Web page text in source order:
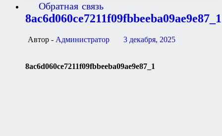
Обратная связь
8ac6d060ce7211f09fbbeeba09ae9e87_1
Автор - Администратор 3 декабря, 2025
8ac6d060ce7211f09fbbeeba09ae9e87_1